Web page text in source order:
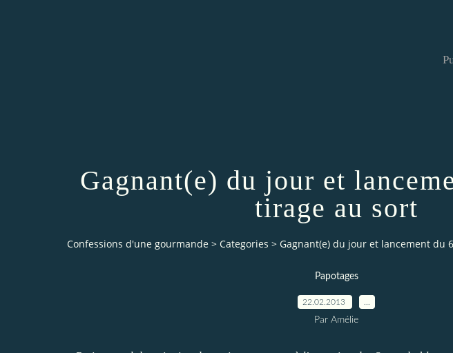
Gagnant(e) du jour et
tirage au sort
Confessions d'une gourmande > Categories > Gagnant(e) du jour et lancement du
Papotages
22.02.2013
Par Amélie